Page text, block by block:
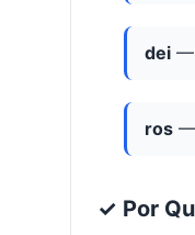
dei —
ros —
✓ Por